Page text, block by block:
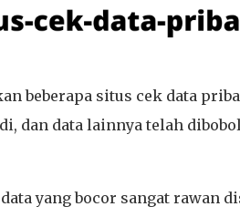
beberapa situs cek data
dan data lainnya telah
yang bocor sangat rawan